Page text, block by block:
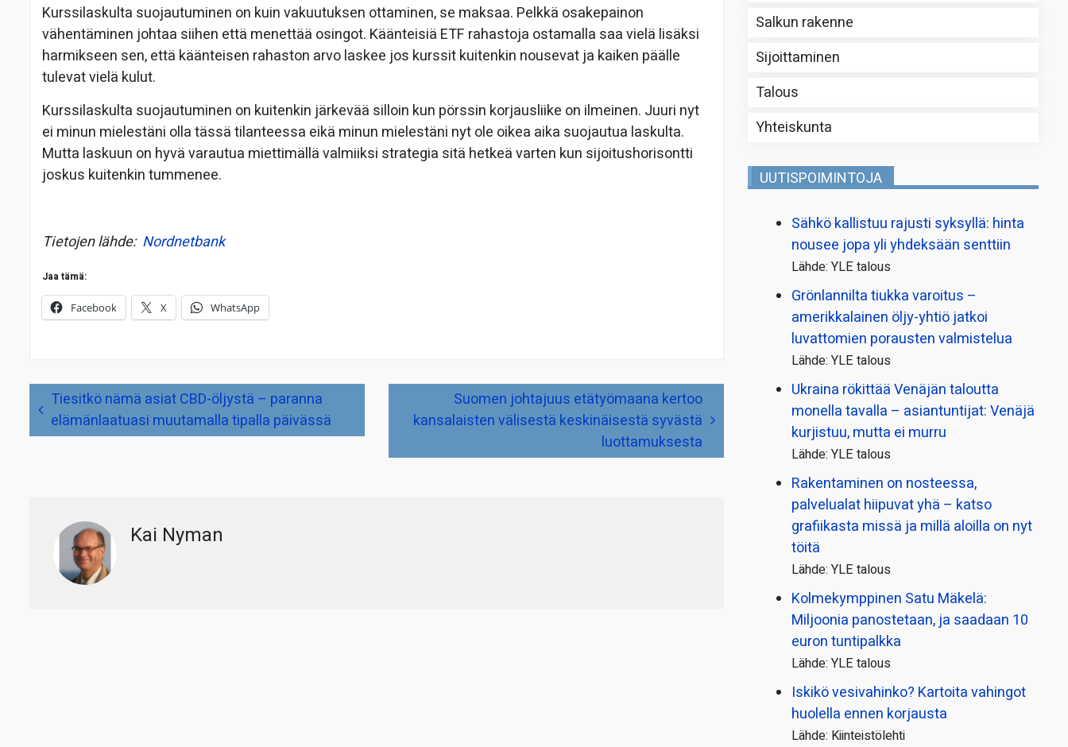
Kurssilaskulta suojautuminen on kuin vakuutuksen ottaminen, se maksaa. Pelkkä osakepainon
vähentäminen johtaa siihen että menettää osingot. Käänteisiä ETF rahastoja ostamalla saa vielä lisäksi
harmikseen sen, että käänteisen rahaston arvo laskee jos kurssit kuitenkin nousevat ja kaiken päälle
tulevat vielä kulut.
Kurssilaskulta suojautuminen on kuitenkin järkevää silloin kun pörssin korjausliike on ilmeinen. Juuri nyt
ei minun mielestäni olla tässä tilanteessa eikä minun mielestäni nyt ole oikea aika suojautua laskulta.
Mutta laskuun on hyvä varautua miettimällä valmiiksi strategia sitä hetkeä varten kun sijoitushorisontti
joskus kuitenkin tummenee.
Tietojen lähde: Nordnetbank
Jaa tämä:
Facebook X WhatsApp
Artikkelien
selausTiesitkö nämä asiat CBD-öljystä – paranna
elämänlaatuasi muutamalla tipalla päivässä
Suomen johtajuus etätyömaana kertoo
kansalaisten välisestä keskinäisestä syvästä
luottamuksesta
Kai Nyman
Salkun rakenne
Sijoittaminen
Talous
Yhteiskunta
UUTISPOIMINTOJA
Sähkö kallistuu rajusti syksyllä: hinta
nousee jopa yli yhdeksään senttiin
Lähde: YLE talous
Grönlannilta tiukka varoitus –
amerikkalainen öljy-yhtiö jatkoi
luvattomien porausten valmistelua
Lähde: YLE talous
Ukraina rökittää Venäjän taloutta
monella tavalla – asiantuntijat: Venäjä
kurjistuu, mutta ei murru
Lähde: YLE talous
Rakentaminen on nosteessa,
palvelualat hiipuvat yhä – katso
grafiikasta missä ja millä aloilla on nyt
töitä
Lähde: YLE talous
Kolmekymppinen Satu Mäkelä:
Miljoonia panostetaan, ja saadaan 10
euron tuntipalkka
Lähde: YLE talous
Iskikö vesivahinko? Kartoita vahingot
huolella ennen korjausta
Lähde: Kiinteistölehti